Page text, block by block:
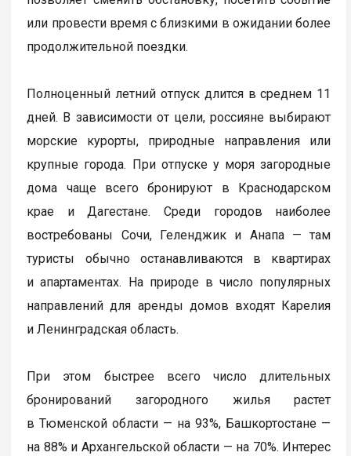
или провести время с близкими в ожидании более
продолжительной поездки.
Полноценный летний отпуск длится в среднем 11
дней. В зависимости от цели, россияне выбирают
морские курорты, природные направления или
крупные города. При отпуске у моря загородные
дома чаще всего бронируют в Краснодарском
крае и Дагестане. Среди городов наиболее
востребованы Сочи, Геленджик и Анапа — там
туристы обычно останавливаются в квартирах
и апартаментах. На природе в число популярных
направлений для аренды домов входят Карелия
и Ленинградская область.
При этом быстрее всего число длительных
бронирований загородного жилья растет
в Тюменской области — на 93%, Башкортостане —
на 88% и Архангельской области — на 70%. Интерес